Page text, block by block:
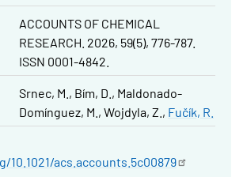
ACCOUNTS OF CHEMICAL
RESEARCH. 2026, 59(5), 776-787.
ISSN 0001-4842.
Srnec, M. Bím, D.
Maldonado-
Domínguez, M.
Wojdyla, Z. Fučík, R.
acs.accounts.5c00879